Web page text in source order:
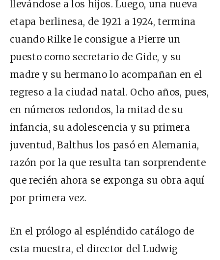
llevándose a los hijos. Luego, una nueva
etapa berlinesa, de 1921 a 1924, termina
cuando Rilke le consigue a Pierre un
puesto como secretario de Gide, y su
madre y su hermano lo acompañan en el
regreso a la ciudad natal. Ocho años, pues,
en números redondos, la mitad de su
infancia, su adolescencia y su primera
juventud, Balthus los pasó en Alemania,
razón por la que resulta tan sorprendente
que recién ahora se exponga su obra aquí
por primera vez.
En el prólogo al espléndido catálogo de
esta muestra, el director del Ludwig